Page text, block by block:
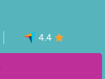
4.4